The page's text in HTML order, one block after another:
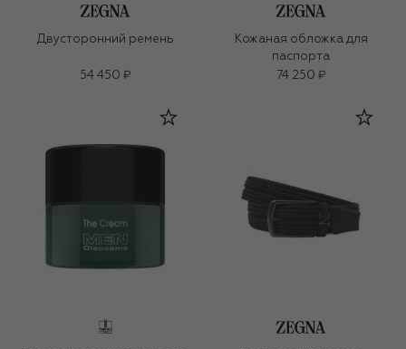
Двусторонний ремень
54 450 ₽
Кожаная обложка для
паспорта
74 250 ₽